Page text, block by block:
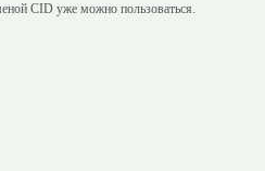
CID уже можно пользоваться.